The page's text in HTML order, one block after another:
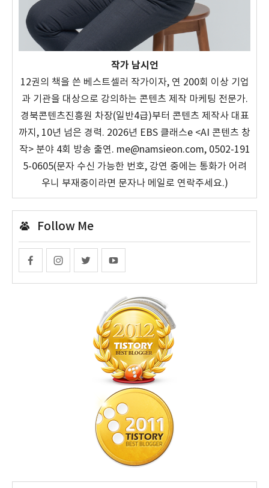
작가 남시언
12권의 책을 쓴 베스트셀러 작가이자, 연 200회 이상 기업
과 기관을 대상으로 강의하는 콘텐츠 제작 마케팅 전문가.
경북콘텐츠진흥원 차장(일반4급)부터 콘텐츠 제작사 대표
까지, 10년 넘은 경력. 2026년 EBS 클래스e <AI 콘텐츠 창
작> 분야 4회 방송 출연. me@namsieon.com, 0502-191
5-0605(문자 수신 가능한 번호, 강연 중에는 통화가 어려
우니 부재중이라면 문자나 메일로 연락주세요.)
Follow Me